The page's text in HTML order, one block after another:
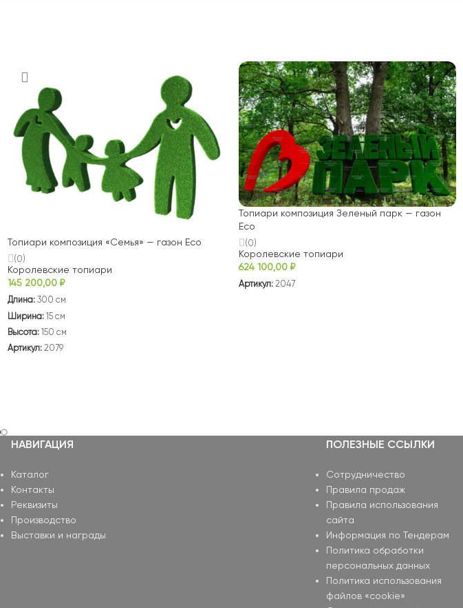
Топиари композиция «Семья» — газон Есо
(0)
Королевские топиари
145 200,00₽
Длина: 300 см
Ширина: 15 см
Высота: 150 см
Артикул: 2079
Топиари композиция Зеленый парк — газон
Есо
(0)
Королевские топиари
624 100,00₽
Артикул: 2047
НАВИГАЦИЯ
Каталог
Контакты
Реквизиты
Производство
Выставки и награды
ПОЛЕЗНЫЕ ССЫЛКИ
Сотрудничество
Правила продаж
Правила использования
сайта
Информация по Тендерам
Политика обработки
персональных данных
Политика использования
файлов «cookie»